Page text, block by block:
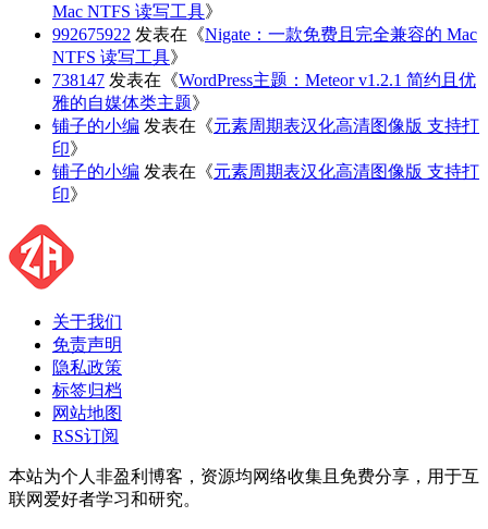
Mac NTFS 读写工具》
992675922 发表在《Nigate：一款免费且完全兼容的 Mac
NTFS 读写工具》
738147 发表在《WordPress主题：Meteor v1.2.1 简约且优
雅的自媒体类主题》
铺子的小编 发表在《元素周期表汉化高清图像版 支持打
印》
铺子的小编 发表在《元素周期表汉化高清图像版 支持打
印》
关于我们
免责声明
隐私政策
标签归档
网站地图
RSS订阅
本站为个人非盈利博客，资源均网络收集且免费分享，用于互
联网爱好者学习和研究。